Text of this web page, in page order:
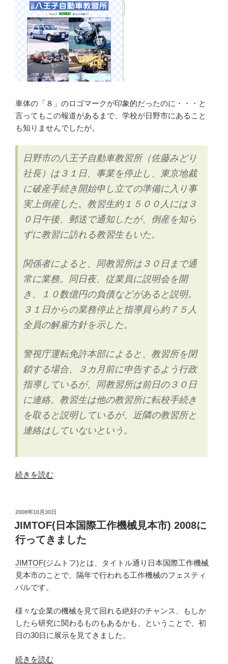
自
動
車
教
習
所、
「飛
ド
ラ
イ
野」
車体の「８」のロゴマークが印象的だったのに・・・と
言ってもこの報道があるまで、学校が日野市にあること
も知りませんでしたが。
日野市の八王子自動車教習所（佐藤みどり
社長）は３１日、事業を停止し、東京地裁
に破産手続き開始申し立ての準備に入り事
実上倒産した。教習生約１５００人には３
０日午後、郵送で通知したが、倒産を知ら
ずに教習に訪れる教習生もいた。
関係者によると、同教習所は３０日まで通
常に業務。同日夜、従業員に説明会を開
き、１０数億円の負債などがあると説明。
３１日からの業務停止と指導員ら約７５人
全員の解雇方針を示した。
警視庁運転免許本部によると、教習所を閉
鎖する場合、３カ月前に申告するよう行政
指導しているが、同教習所は前日の３０日
に連絡。教習生は他の教習所に転校手続き
を取ると説明しているが、近隣の教習所と
連絡はしていないという。
“八
自
動
車
習
所
が
然
の
倒
な
続きを読む
投
稿
日:
2008年10月30日
JIMTOF(日本国際工作機械見本市) 2008に
行ってきました
JIMTOF(ジムトフ)とは、タイトル通り日本国際工作機械
見本市のことで、隔年で行われる工作機械のフェスティ
バルです。
様々な企業の機械を見て回れる絶好のチャンス、もしか
したら研究に関わるものもあるかも、ということで、初
日の30日に展示を見てきました。
“JIMTOF(日
続きを読む